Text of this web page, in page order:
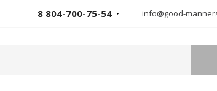
8 804-700-75-54 info@good-